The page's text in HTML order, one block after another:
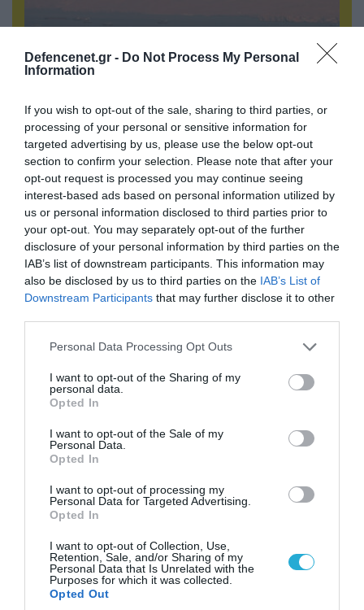
Defencenet.gr - Do Not Process My Personal
Information
If you wish to opt-out of the sale, sharing to third parties, or
processing of your personal or sensitive information for
targeted advertising by us, please use the below opt-out
section to confirm your selection. Please note that after your
opt-out request is processed you may continue seeing
interest-based ads based on personal information utilized by
us or personal information disclosed to third parties prior to
your opt-out. You may separately opt-out of the further
disclosure of your personal information by third parties on the
IAB’s list of downstream participants. This information may
also be disclosed by us to third parties on the IAB’s List of
Downstream Participants that may further disclose it to other
Please note that this website/app uses one or more Google
not limited to your visit or usage behaviour. You may click to
grant or deny consent to Google and its third-party tags to
use your data for below specified purposes in below Google
consent section.
Personal Data Processing Opt Outs
I want to opt-out of the Sharing of my
personal data.
Opted In
I want to opt-out of the Sale of my
Personal Data.
Opted In
I want to opt-out of processing my
Personal Data for Targeted Advertising.
Opted In
I want to opt-out of Collection, Use,
Retention, Sale, and/or Sharing of my
Personal Data that Is Unrelated with the
Purposes for which it was collected.
Opted Out
09.08.2026 | 13:02
Το Ιράν «παγώνει» τις ΗΠΑ για άνοιγμα των
Στενών του Ορμούζ: «Δίνετε άμεσα 300
δισ.δολάρια και διόδια» (upd)
09.08.2026 | 12:02
Οι Χούθι δοκιμάζουν της αμυντική συμμαχία
ελληνικών Patriot στην περιοχή
ΠΟΛΙΤΙΚΗ